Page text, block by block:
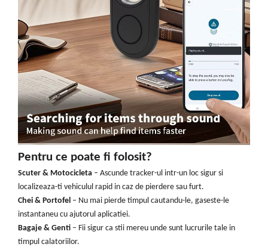
Pentru ce poate fi folosit?
Scuter & Motocicleta – Ascunde tracker-ul intr-un loc sigur si
localizeaza-ti vehiculul rapid in caz de pierdere sau furt.
Chei & Portofel – Nu mai pierde timpul cautandu-le, gaseste-le
instantaneu cu ajutorul aplicatiei.
Bagaje & Genti – Fii sigur ca stii mereu unde sunt lucrurile tale in
timpul calatoriilor.